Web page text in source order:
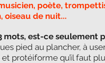
poète,
oiseau de nuit...
mots, est-ce seulement
pied au plancher, à
protéiforme qu’il faut